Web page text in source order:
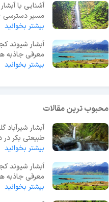
آشنایی با آبشار
مسیر دسترسی
ها و تفریحات
بیشتر بخوانید
آبشار شیوند
معرفی جاذبه
دیدنی + مسیر
بیشتر بخوانید
محبوب ترین مقالات
آبشار شیرآباد
طبیعتی بکر در
جنگل+ آدرس
بیشتر بخوانید
آبشار شیوند
معرفی جاذبه
دیدنی + مسیر
بیشتر بخوانید